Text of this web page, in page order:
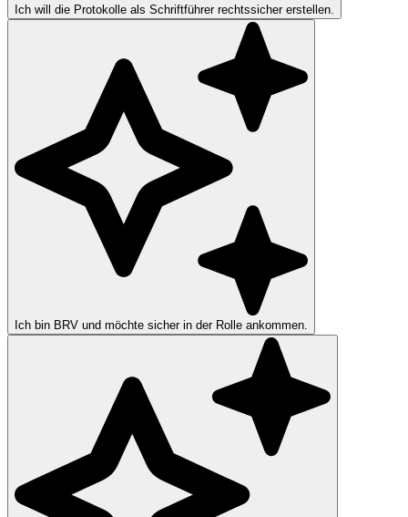
Ich will die Protokolle als Schriftführer rechtssicher erstellen.
Ich bin BRV und möchte sicher in der Rolle ankommen.